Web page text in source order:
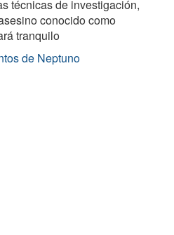
técnicas de investigación,
conocido como
tranquilo
de Neptuno